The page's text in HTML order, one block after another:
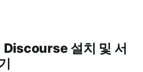
설치 및 서